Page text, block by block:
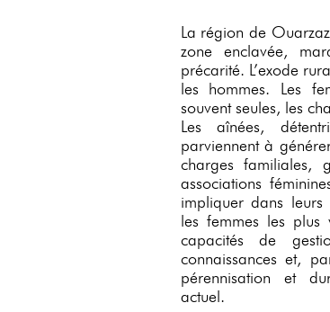
La région de
zone enclavée,
précarité. L’exode
les hommes. Les
souvent seules, les
Les aînées,
parviennent à
charges familiales,
associations
impliquer dans leurs
les femmes les plus
capacités de
connaissances et,
pérennisation et
actuel.